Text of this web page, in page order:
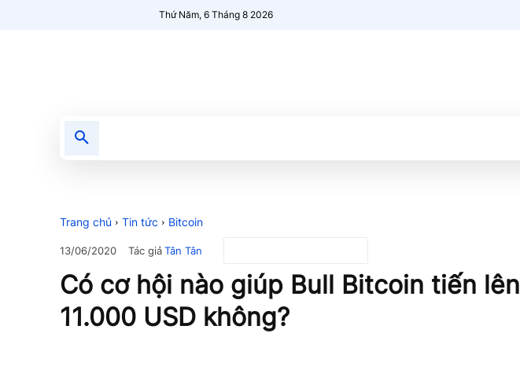
Thứ Năm, 6 Tháng 8 2026
Trang chủ Tin tức Bitcoin
13/06/2020 Tác giảTân Tân
Có cơ hội nào giúp Bull Bitcoin tiến lên
11.000 USD không?